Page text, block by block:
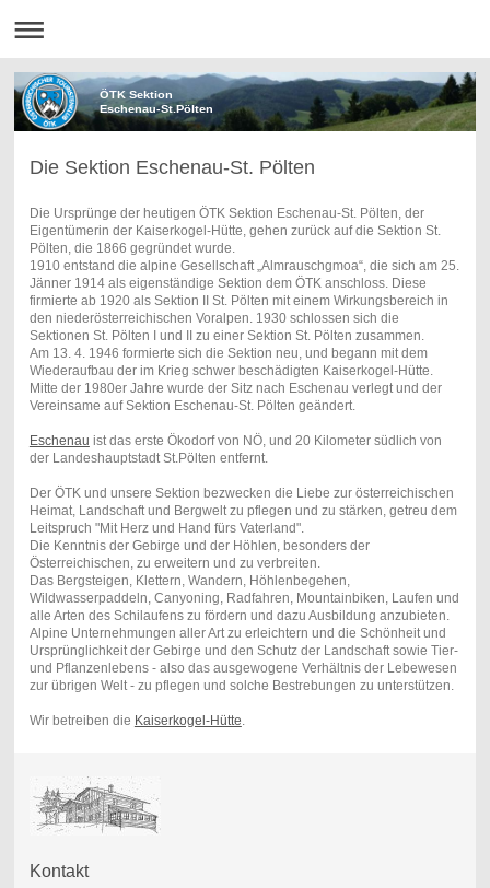
ÖTK Sektion
Eschenau-St.Pölten
Die Sektion Eschenau-St. Pölten
Die Ursprünge der heutigen ÖTK Sektion Eschenau-St. Pölten, der
Eigentümerin der Kaiserkogel-Hütte, gehen zurück auf die Sektion St.
Pölten, die 1866 gegründet wurde.
1910 entstand die alpine Gesellschaft „Almrauschgmoa“, die sich am 25.
Jänner 1914 als eigenständige Sektion dem ÖTK anschloss. Diese
firmierte ab 1920 als Sektion II St. Pölten mit einem Wirkungsbereich in
den niederösterreichischen Voralpen. 1930 schlossen sich die
Sektionen St. Pölten I und II zu einer Sektion St. Pölten zusammen.
Am 13. 4. 1946 formierte sich die Sektion neu, und begann mit dem
Wiederaufbau der im Krieg schwer beschädigten Kaiserkogel-Hütte.
Mitte der 1980er Jahre wurde der Sitz nach Eschenau verlegt und der
Vereinsame auf Sektion Eschenau-St. Pölten geändert.
Eschenau ist das erste Ökodorf von NÖ, und 20 Kilometer südlich von
der Landeshauptstadt St.Pölten entfernt.
Der ÖTK und unsere Sektion bezwecken die Liebe zur österreichischen
Heimat, Landschaft und Bergwelt zu pflegen und zu stärken, getreu dem
Leitspruch "Mit Herz und Hand fürs Vaterland".
Die Kenntnis der Gebirge und der Höhlen, besonders der
Österreichischen, zu erweitern und zu verbreiten.
Das Bergsteigen, Klettern, Wandern, Höhlenbegehen,
Wildwasserpaddeln, Canyoning, Radfahren, Mountainbiken, Laufen und
alle Arten des Schilaufens zu fördern und dazu Ausbildung anzubieten.
Alpine Unternehmungen aller Art zu erleichtern und die Schönheit und
Ursprünglichkeit der Gebirge und den Schutz der Landschaft sowie Tier-
und Pflanzenlebens - also das ausgewogene Verhältnis der Lebewesen
zur übrigen Welt - zu pflegen und solche Bestrebungen zu unterstützen.
Wir betreiben die Kaiserkogel-Hütte.
Kontakt